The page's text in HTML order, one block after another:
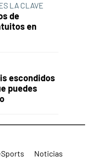
LA CLAVE
de
en
escondidos
puedes
Noticias